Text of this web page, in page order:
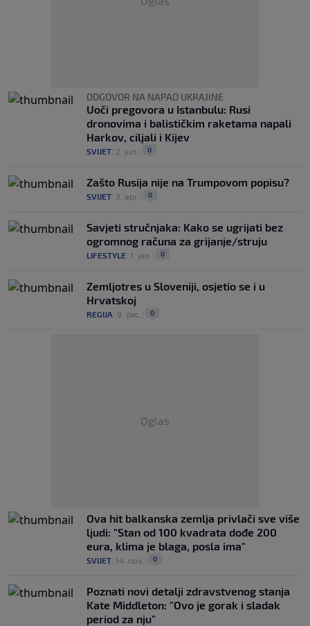
ODGOVOR NA NAPAD UKRAJINE
Uoči pregovora u Istanbulu: Rusi
dronovima i balističkim raketama napali
Harkov, ciljali i Kijev
SVIJET 2. jun. 0
Zašto Rusija nije na Trumpovom popisu?
SVIJET 3. apr. 0
Savjeti stručnjaka: Kako se ugrijati bez
ogromnog računa za grijanje/struju
LIFESTYLE 1. jan. 0
Zemljotres u Sloveniji, osjetio se i u
Hrvatskoj
REGIJA 9. dec. 0
Oglas
Ova hit balkanska zemlja privlači sve više
ljudi: "Stan od 100 kvadrata dođe 200
eura, klima je blaga, posla ima"
SVIJET 14. nov. 0
Poznati novi detalji zdravstvenog stanja
Kate Middleton: "Ovo je gorak i sladak
period za nju"